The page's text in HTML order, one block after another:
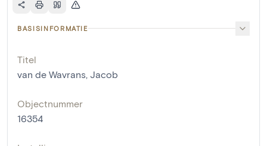
BASISINFORMATIE
Titel
van de Wavrans, Jacob
Objectnummer
16354